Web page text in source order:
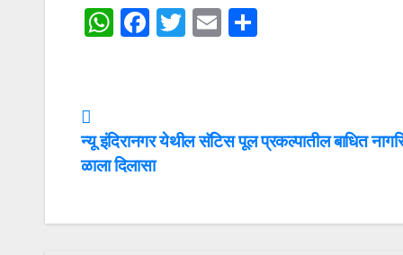
W
A
p
F
b
o
k
T
E
Post
navigation
न्यू इंदिरानगर येथील सॅटिस पूल प्रकल्पातील बाधित
ळाला दिलासा